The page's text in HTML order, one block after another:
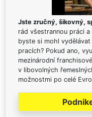
Jste zručný, šikovný,
rád všestrannou práci
byste si mohl
pracích? Pokud ano,
mezinárodní
v libovolných
možnostmi po celé